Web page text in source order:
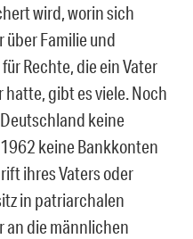
wird, worin sich
über Familie und
Rechte, die ein Vater
hatte, gibt es viele. Noch
keine
keine Bankkonten
ihres Vaters oder
in patriarchalen
an die männlichen